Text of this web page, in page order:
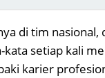
di tim
setiap kali
karier